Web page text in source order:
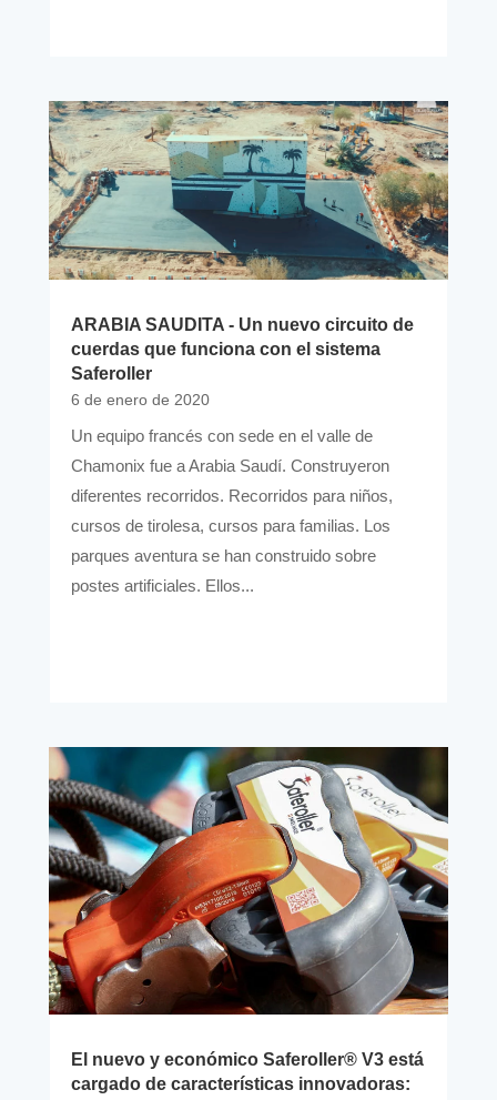
ARABIA SAUDITA - Un nuevo circuito de
cuerdas que funciona con el sistema
Saferoller
6 de enero de 2020
Un equipo francés con sede en el valle de
Chamonix fue a Arabia Saudí. Construyeron
diferentes recorridos. Recorridos para niños,
cursos de tirolesa, cursos para familias. Los
parques aventura se han construido sobre
postes artificiales. Ellos...
El nuevo y económico Saferoller® V3 está
cargado de características innovadoras: